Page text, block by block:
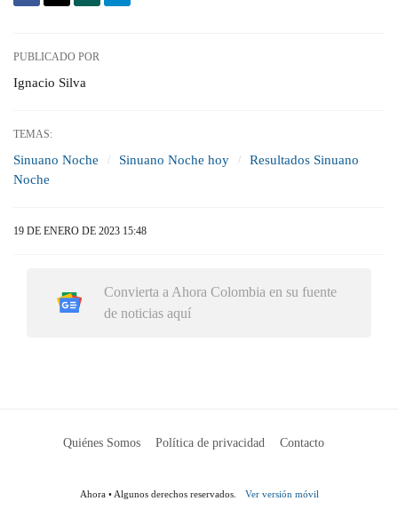
PUBLICADO POR
Ignacio Silva
TEMAS:
Sinuano Noche Sinuano Noche hoy
Resultados Sinuano
Noche
19 DE ENERO DE 2023 15:48
Convierta a Ahora Colombia en su fuente
de noticias aquí
Quiénes Somos Política de privacidad Contacto
Ahora • Algunos derechos reservados. Ver versión móvil